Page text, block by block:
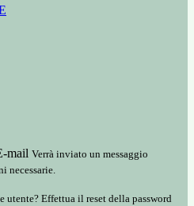
mail Verrà inviato un messaggio
necessarie.
utente? Effettua il reset della password